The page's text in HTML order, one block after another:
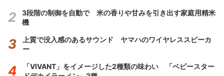
3段階の制御を自動で 米の香りや甘みを引き出す家庭用精米
機
上質で没入感のあるサウンド ヤマハのワイヤレススピーカ
ー
「VIVANT」をイメージした2種類の味わい 「ベビースター